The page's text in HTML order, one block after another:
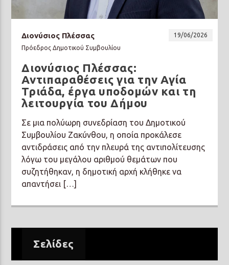
Prisma Radio 90,2
Διονύσιος Πλέσσας
19/06/2026
Πρόεδρος Δημοτικού Συμβουλίου
Διονύσιος Πλέσσας:
Αντιπαραθέσεις για την Αγία
Τριάδα, έργα υποδομών και τη
λειτουργία του Δήμου
Σε μια πολύωρη συνεδρίαση του Δημοτικού
Συμβουλίου Ζακύνθου, η οποία προκάλεσε
αντιδράσεις από την πλευρά της αντιπολίτευσης
λόγω του μεγάλου αριθμού θεμάτων που
συζητήθηκαν, η δημοτική αρχή κλήθηκε να
απαντήσει […]
Σελίδες